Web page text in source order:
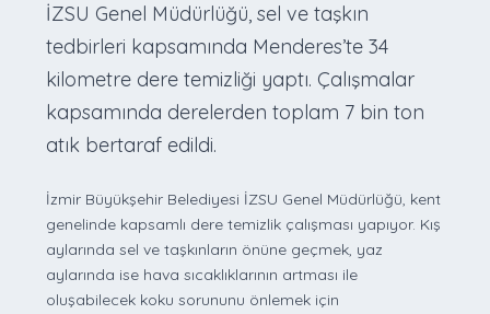
İZSU Genel Müdürlüğü, sel ve taşkın
tedbirleri kapsamında Menderes’te 34
kilometre dere temizliği yaptı. Çalışmalar
kapsamında derelerden toplam 7 bin ton
atık bertaraf edildi.
İzmir Büyükşehir Belediyesi İZSU Genel Müdürlüğü, kent
genelinde kapsamlı dere temizlik çalışması yapıyor. Kış
aylarında sel ve taşkınların önüne geçmek, yaz
aylarında ise hava sıcaklıklarının artması ile
oluşabilecek koku sorununu önlemek için